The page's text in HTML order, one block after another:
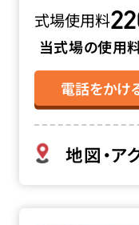
式場使用料
当式場の使用
電話をかけ
地図・ア
落合斎場の詳細へ